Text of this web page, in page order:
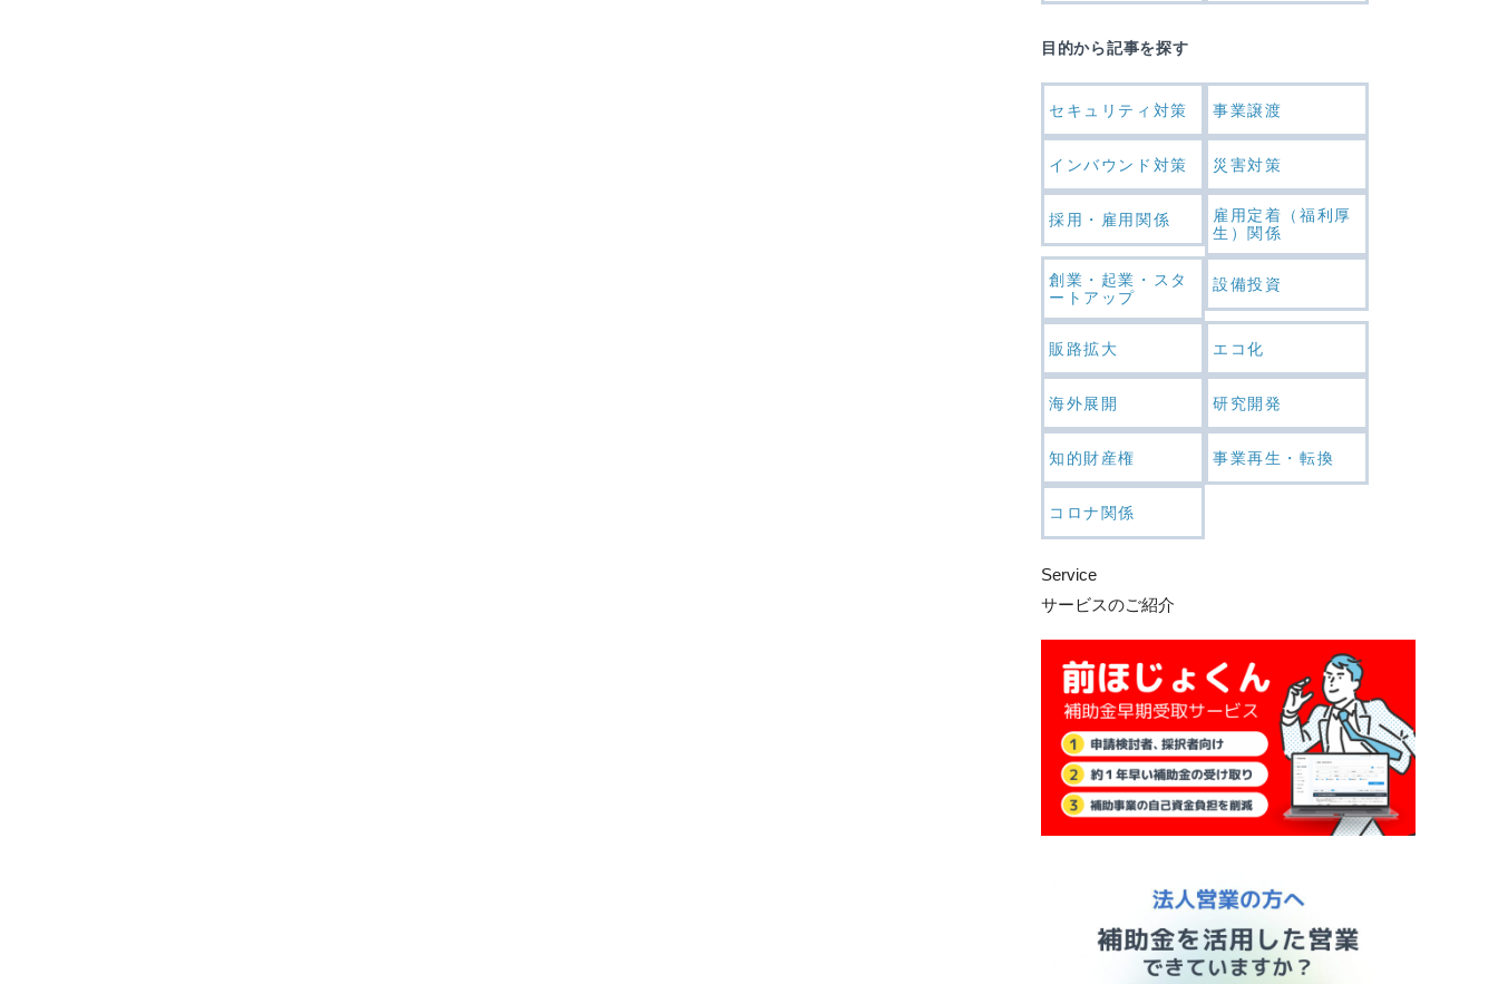
目的から記事を探す
セキュリティ対策 事業譲渡
インバウンド対策 災害対策
採用・雇用関係
雇用定着（福利厚
生）関係
創業・起業・スタ
ートアップ
設備投資
販路拡大 エコ化
海外展開 研究開発
知的財産権 事業再生・転換
コロナ関係
Service
サービスのご紹介